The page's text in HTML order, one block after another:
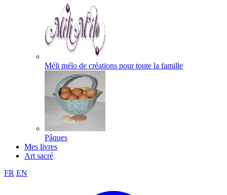
Méli mélo de créations pour toute la famille
Pâques
Mes livres
Art sacré
FR EN